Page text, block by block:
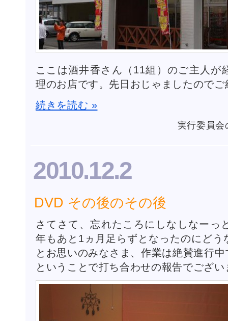
ここは酒井香さん（11組）のご主人が
理のお店です。先日おじゃましたので
続きを読む »
実行委員会
2010.12.2
DVD その後のその後
さてさて、忘れたころにしなしなーっ
年もあと1ヵ月足らずとなったのにど
とお思いのみなさま、作業は絶賛進行
ということで打ち合わせの報告でござい